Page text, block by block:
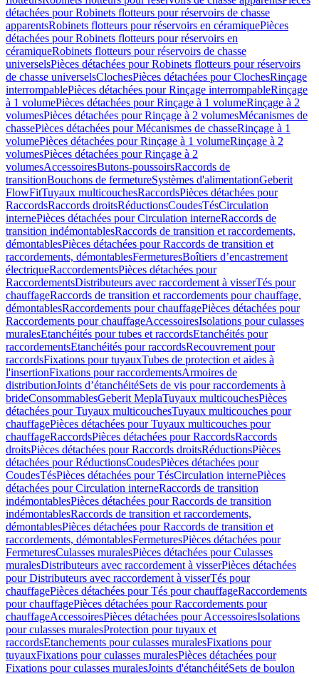
détachées pour Robinets flotteurs pour réservoirs de chasse
apparentsRobinets flotteurs pour réservoirs en céramiquePièces
détachées pour Robinets flotteurs pour réservoirs en
céramiqueRobinets flotteurs pour réservoirs de chasse
universelsPièces détachées pour Robinets flotteurs pour réservoirs
de chasse universelsClochesPièces détachées pour ClochesRinçage
interrompablePièces détachées pour Rinçage interrompableRinçage
à 1 volumePièces détachées pour Rinçage à 1 volumeRinçage à 2
volumesPièces détachées pour Rinçage à 2 volumesMécanismes de
chassePièces détachées pour Mécanismes de chasseRinçage à 1
volumePièces détachées pour Rinçage à 1 volumeRinçage à 2
volumesPièces détachées pour Rinçage à 2
volumesAccessoiresButons-poussoirsRaccords de
transitionBouchons de fermetureSystèmes d'alimentationGeberit
FlowFitTuyaux multicouchesRaccordsPièces détachées pour
RaccordsRaccords droitsRéductionsCoudesTésCirculation
internePièces détachées pour Circulation interneRaccords de
transition indémontablesRaccords de transition et raccordements,
démontablesPièces détachées pour Raccords de transition et
raccordements, démontablesFermeturesBoîtiers d’encastrement
électriqueRaccordementsPièces détachées pour
RaccordementsDistributeurs avec raccordement à visserTés pour
chauffageRaccords de transition et raccordements pour chauffage,
démontablesRaccordements pour chauffagePièces détachées pour
Raccordements pour chauffageAccessoiresIsolations pour culasses
muralesEtanchéités pour tubes et raccordsEtanchéités pour
raccordementsEtanchéités pour raccordsRecouvrement pour
raccordsFixations pour tuyauxTubes de protection et aides à
l'insertionFixations pour raccordementsArmoires de
distributionJoints d’étanchéitéSets de vis pour raccordements à
brideConsommablesGeberit MeplaTuyaux multicouchesPièces
détachées pour Tuyaux multicouchesTuyaux multicouches pour
chauffagePièces détachées pour Tuyaux multicouches pour
chauffageRaccordsPièces détachées pour RaccordsRaccords
droitsPièces détachées pour Raccords droitsRéductionsPièces
détachées pour RéductionsCoudesPièces détachées pour
CoudesTésPièces détachées pour TésCirculation internePièces
détachées pour Circulation interneRaccords de transition
indémontablesPièces détachées pour Raccords de transition
indémontablesRaccords de transition et raccordements,
démontablesPièces détachées pour Raccords de transition et
raccordements, démontablesFermeturesPièces détachées pour
FermeturesCulasses muralesPièces détachées pour Culasses
muralesDistributeurs avec raccordement à visserPièces détachées
pour Distributeurs avec raccordement à visserTés pour
chauffagePièces détachées pour Tés pour chauffageRaccordements
pour chauffagePièces détachées pour Raccordements pour
chauffageAccessoiresPièces détachées pour AccessoiresIsolations
pour culasses muralesProtection pour tuyaux et
raccordsEtanchements pour culasses muralesFixations pour
tuyauxFixations pour culasses muralesPièces détachées pour
Fixations pour culasses muralesJoints d'étanchéitéSets de boulon